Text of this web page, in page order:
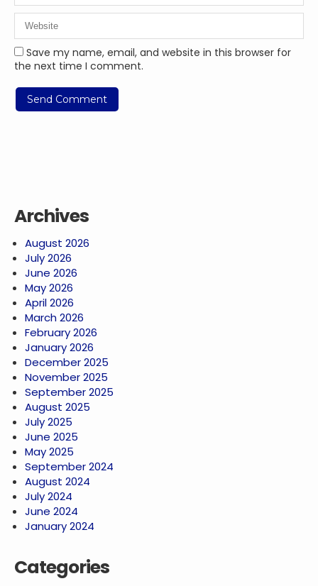
Save my name, email, and website in this browser for
the next time I comment.
Archives
August 2026
July 2026
June 2026
May 2026
April 2026
March 2026
February 2026
January 2026
December 2025
November 2025
September 2025
August 2025
July 2025
June 2025
May 2025
September 2024
August 2024
July 2024
June 2024
January 2024
Categories